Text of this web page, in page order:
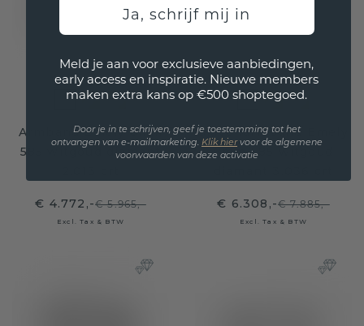
Armband Emely 6mm
585 witgoud diamant
€ 4.772,-€ 5.965,-
Excl. Tax & BTW
Slavenarmband Emely
8mm 585 witgoud
€ 6.308,-€ 7.885,-
Excl. Tax & BTW
Ja, schrijf mij in
Meld je aan voor exclusieve aanbiedingen,
early access en inspiratie. Nieuwe members
maken extra kans op €500 shoptegoed.
Door je in te schrijven, geef je toestemming tot het
ontvangen van e-mailmarketing. Klik hiervoor de algemene
voorwaarden van deze activatie